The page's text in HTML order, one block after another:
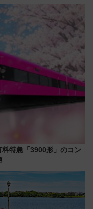
特急「3900形」のコン